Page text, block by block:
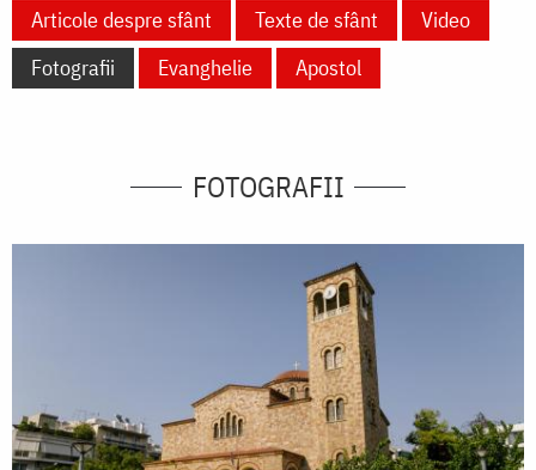
Articole despre sfânt
Texte de sfânt
Video
Fotografii
Evanghelie Apostol
FOTOGRAFII